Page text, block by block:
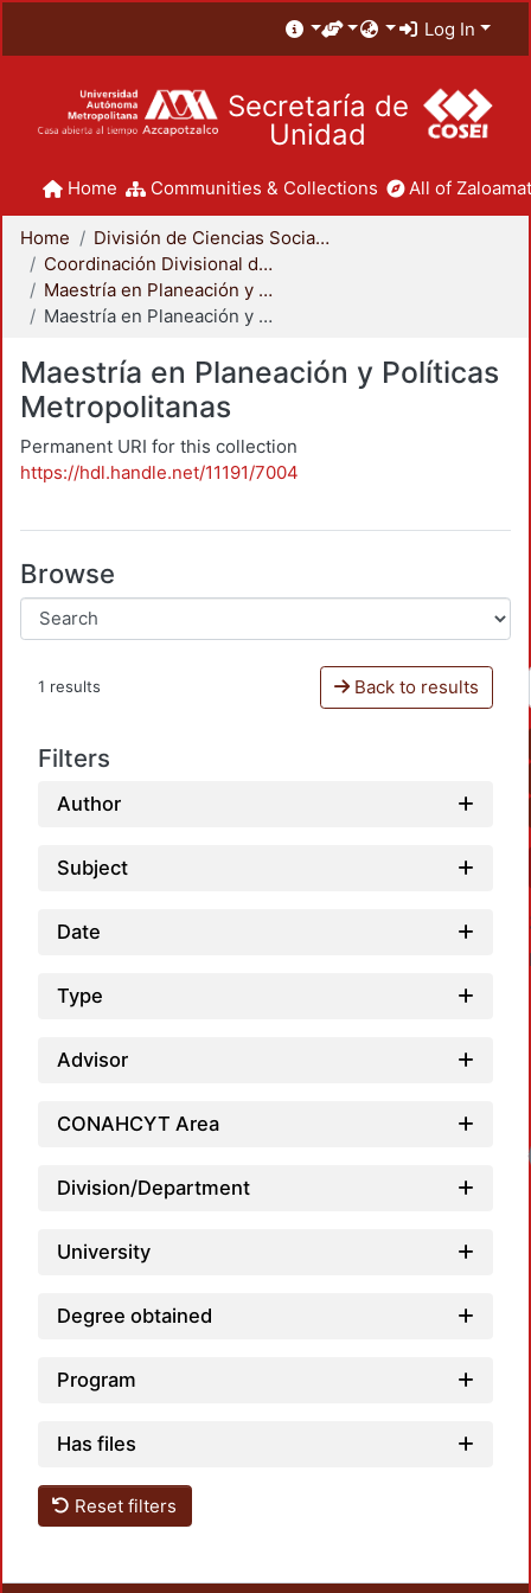
Log In
Secretaría de
Unidad
Home Communities & Collections All of
Home
División de Ciencias Sociales y Humanidades
Coordinación Divisional de Posgrado
Maestría en Planeación y Políticas Metropolitanas
Maestría en Planeación y Políticas Metropolitanas
Maestría en Planeación y Políticas
Metropolitanas
Permanent URI for this collection
https://hdl.handle.net/11191/7004
Browse
1 results Back to results
Filters
Author
Subject
Date
Type
Advisor
CONAHCYT Area
Division/Department
University
Degree obtained
Program
Has files
Reset filters